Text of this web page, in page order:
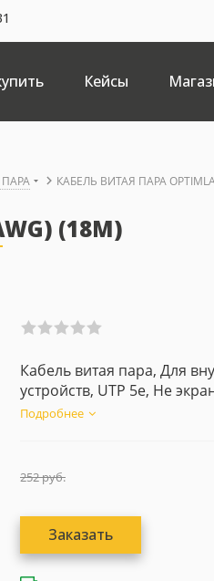
Кейсы
КАБЕЛЬ ВИТАЯ ПАРА
(18М)
Кабель витая пара, Для
устройств, UTP 5e, Не
Подробнее
252руб.
Заказать